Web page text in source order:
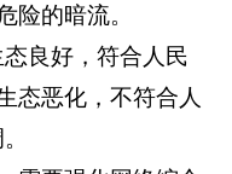
险的暗流。
良好，符合人民
态恶化，不符合人